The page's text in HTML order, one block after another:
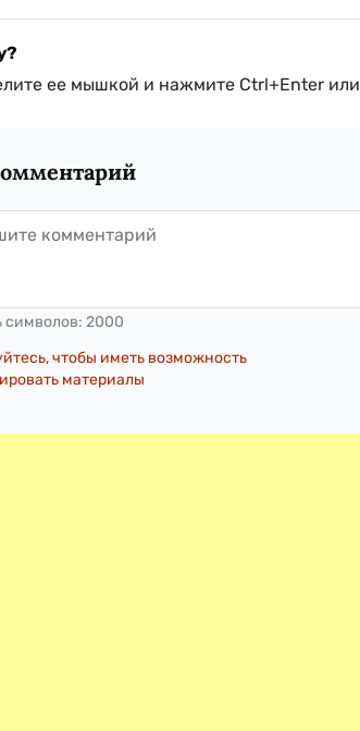
ее мышкой и нажмите Ctrl+Enter или
символов: 2000
чтобы иметь возможность
материалы